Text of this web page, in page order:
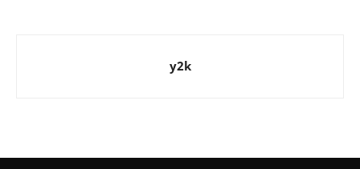
y2k